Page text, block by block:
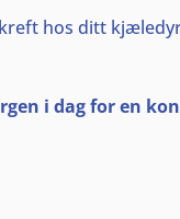
hos ditt
i dag for en